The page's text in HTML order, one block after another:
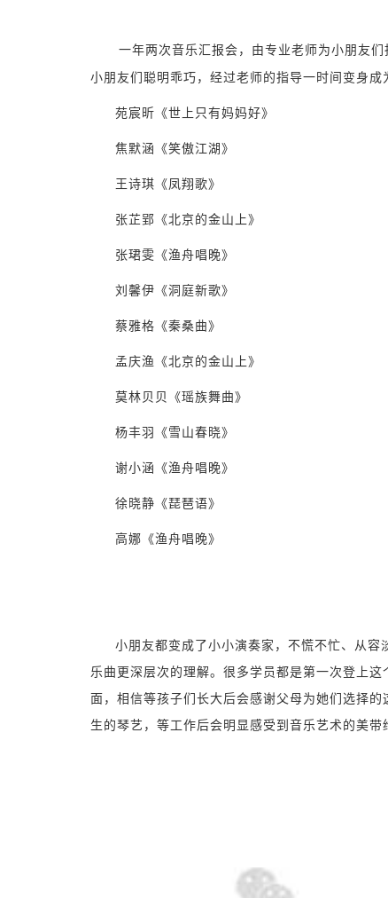
一年两次音乐汇报会，由专业老师为小朋友
小朋友们聪明乖巧，经过老师的指导一时间变身成
苑宸昕《世上只有妈妈好》
焦默涵《笑傲江湖》
王诗琪《凤翔歌》
张芷郢《北京的金山上》
张珺雯《渔舟唱晚》
刘馨伊《洞庭新歌》
蔡雅格《秦桑曲》
孟庆渔《北京的金山上》
莫林贝贝《瑶族舞曲》
杨丰羽《雪山春晓》
谢小涵《渔舟唱晚》
徐晓静《琵琶语》
高娜《渔舟唱晚》
小朋友都变成了小小演奏家，不慌不忙、从
乐曲更深层次的理解。很多学员都是第一次登上
面，相信等孩子们长大后会感谢父母为她们选择
生的琴艺，等工作后会明显感受到音乐艺术的美带